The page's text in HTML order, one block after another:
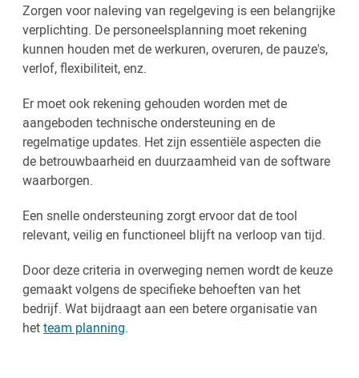
Zorgen voor naleving van regelgeving is een belangrijke
verplichting. De personeelsplanning moet rekening
kunnen houden met de werkuren, overuren, de pauze's,
verlof, flexibiliteit, enz.
Er moet ook rekening gehouden worden met de
aangeboden technische ondersteuning en de
regelmatige updates. Het zijn essentiële aspecten die
de betrouwbaarheid en duurzaamheid van de software
waarborgen.
Een snelle ondersteuning zorgt ervoor dat de tool
relevant, veilig en functioneel blijft na verloop van tijd.
Door deze criteria in overweging nemen wordt de keuze
gemaakt volgens de specifieke behoeften van het
bedrijf. Wat bijdraagt aan een betere organisatie van
hetteam planning.